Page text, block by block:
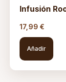
Infusión
17,99 €
Añadir